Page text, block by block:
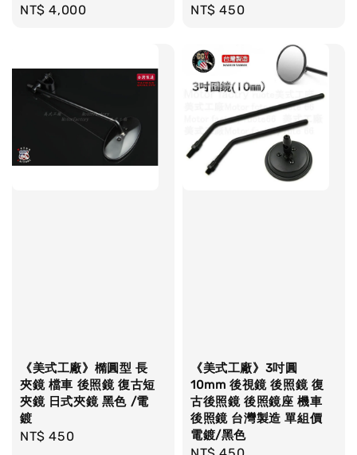
Regular
NT$ 4,000
Regular
NT$ 450
《美式工廠》橢圓型 長
夾鏡 檔車 後照鏡 復古短
夾鏡 日式夾鏡 黑色 /電
鍍
Regular
NT$ 450
《美式工廠》3吋圓
10mm 後視鏡 後照鏡 復
古後照鏡 後照鏡座 機車
後照鏡 台灣製造 單組價
電鍍/黑色